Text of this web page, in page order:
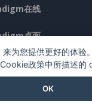
在线
桌面
版权所有。
为您提供更好的体验
政策中所描述的
OK